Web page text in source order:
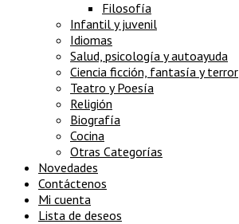
Filosofía
Infantil y juvenil
Idiomas
Salud, psicología y autoayuda
Ciencia ficción, fantasía y terror
Teatro y Poesía
Religión
Biografía
Cocina
Otras Categorías
Novedades
Contáctenos
Mi cuenta
Lista de deseos